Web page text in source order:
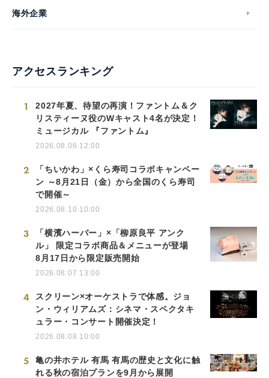
海外企業
アクセスランキング
1
2027年夏、待望の再演！ファントム＆ク
リスティーヌ役のWキャスト4名が決定！
ミュージカル 『ファントム』
2026.08.06 12:00
2
「ちいかわ」×くら寿司コラボキャンペー
ン ～8月21日（金）から全国のくら寿司
で開催～
2026.08.10 10:00
3
「横濱ハーバー」×「柳原良平 アンク
ル」 限定コラボ商品＆メニューが登場
8月17日から限定販売開始
2026.08.07 13:00
4
スクリーン×オーケストラで体感。ジョ
ン・ウィリアムズ：シネマ・スペクタキ
ュラー・コンサート開催決定！
2026.08.08 10:00
5
亀の井ホテル 有馬 有馬の歴史と文化に触
れる秋の宿泊プランを9月から展開